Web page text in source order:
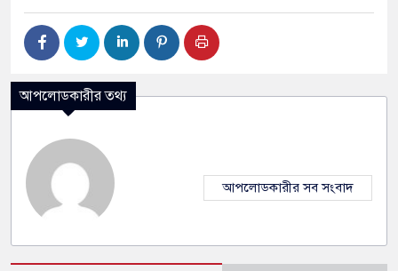
আপলোডকারীর তথ্য
আপলোডকারীর সব সংবাদ